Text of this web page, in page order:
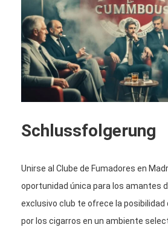
Schlussfolgerung
Unirse al Clube de Fumadores en
oportunidad única para los amantes
exclusivo club te ofrece la posibilidad
por los cigarros en un ambiente